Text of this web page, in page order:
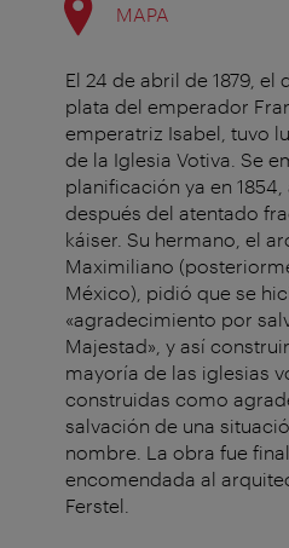
MAPA
El 24 de abril de 1879, el
plata del emperador
emperatriz Isabel, tuvo
de la Iglesia Votiva. Se
planificación ya en
después del atentado
káiser. Su hermano, el
Maximiliano
México), pidió que se
«agradecimiento por
Majestad», y así
mayoría de las iglesias
construidas como
salvación de una
nombre. La obra fue
encomendada al
Ferstel.